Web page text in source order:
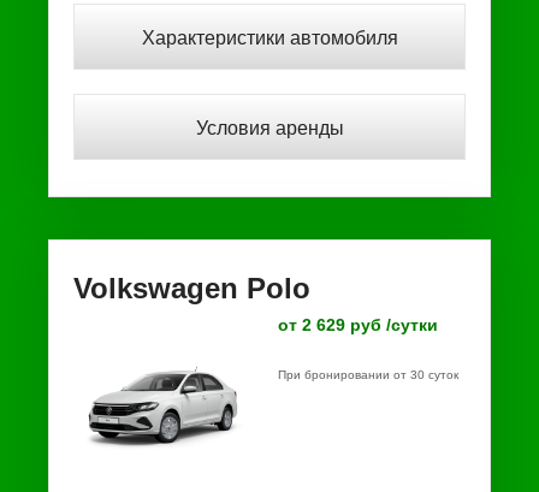
Характеристики автомобиля
Условия аренды
Volkswagen Polo
от 2 629 руб /сутки
При бронировании от 30 суток